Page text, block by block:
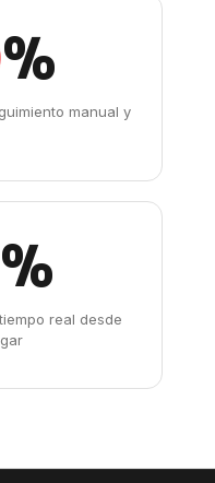
%
manual y
%
real desde